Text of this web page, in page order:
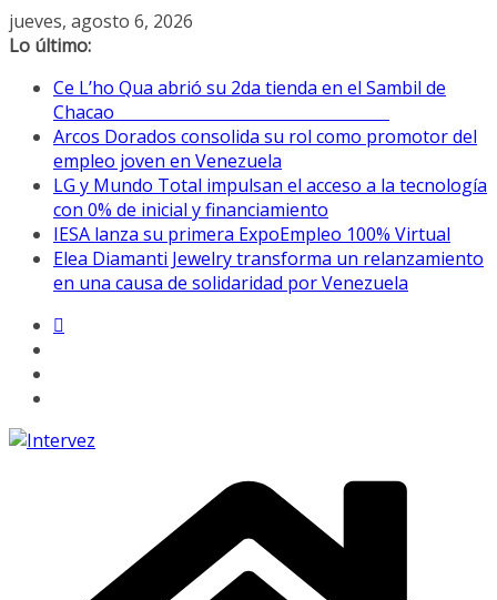
Saltar
al
jueves, agosto 6, 2026
Lo último:
Ce L’ho Qua abrió su 2da tienda en el Sambil de
Chacao
Arcos Dorados consolida su rol como promotor del
empleo joven en Venezuela
LG y Mundo Total impulsan el acceso a la tecnología
con 0% de inicial y financiamiento
IESA lanza su primera ExpoEmpleo 100% Virtual
Elea Diamanti Jewelry transforma un relanzamiento
en una causa de solidaridad por Venezuela